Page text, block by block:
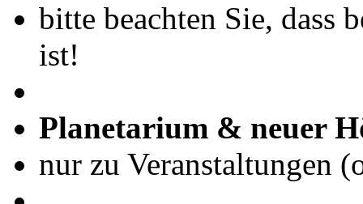
bitte beachten Sie, dass
ist!
Planetarium & neuer
nur zu Veranstaltungen